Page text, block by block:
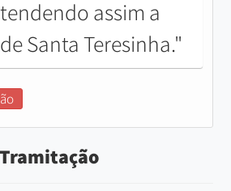
assim a
Santa Teresinha."